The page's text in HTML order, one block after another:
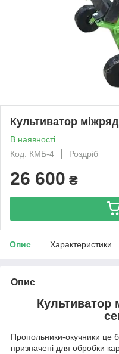
Культиватор
В наявності
Код: КМБ-4
Роздріб
26 600 ₴
Опис Характеристики
Опис
Культиватор
Пропольники-окучники це
призначені для обробки